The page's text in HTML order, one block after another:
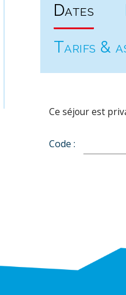
Dates
Tarifs &
Ce séjour est
Code :